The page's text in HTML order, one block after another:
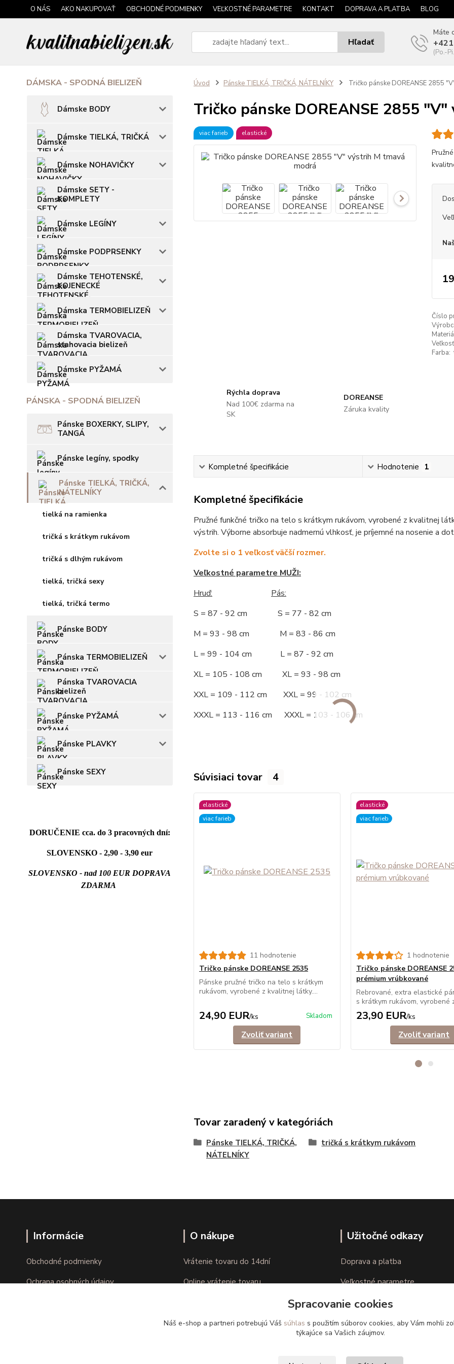
O NÁS AKO NAKUPOVAŤ OBCHODNÉ PODMIENKY VEĽKOSTNÉ PARAMETRE KONTAKT DOPRAVA A PLATBA BLOG
Hľadať
Máte
(Po.-
DÁMSKA - SPODNÁ BIELIZEŇ
Dámske BODY
Dámske TIELKÁ, TRIČKÁ
Dámske NOHAVIČKY
Dámske SETY -
KOMPLETY
Dámske LEGÍNY
Dámske PODPRSENKY
Dámske TEHOTENSKÉ,
KOJENECKÉ
Dámska TERMOBIELIZEŇ
Dámska TVAROVACIA,
sťahovacia bielizeň
Dámske PYŽAMÁ
PÁNSKA - SPODNÁ BIELIZEŇ
Pánske BOXERKY, SLIPY,
TANGÁ
Pánske legíny, spodky
Pánske TIELKÁ, TRIČKÁ,
NÁTELNÍKY
tielká na ramienka
tričká s krátkym rukávom
tričká s dlhým rukávom
tielká, tričká sexy
tielká, tričká termo
Pánske BODY
Pánska TERMOBIELIZEŇ
Pánska TVAROVACIA
bielizeň
Pánske PYŽAMÁ
Pánske PLAVKY
Pánske SEXY
DORUČENIE cca. do 3 pracovných dní:
SLOVENSKO - 2,90 - 3,90 eur
SLOVENSKO - nad 100 EUR DOPRAVA
ZDARMA
Úvod Pánske TIELKÁ, TRIČKÁ, NÁTELNÍKY Tričko pánske DOREANSE 2855
Tričko pánske DOREANSE 2855
viac farieb elastické
Číslo
Farba:
Rýchla doprava
Nad 100€ zdarma na
SK
DOREANSE
Záruka kvality
Kompletné špecifikácie Hodnotenie 1
Kompletné špecifikácie
Pružné funkčné tričko na telo s krátkym rukávom, vyrobené z kvalitnej
výstrih. Výborne absorbuje nadmernú vlhkosť, je príjemné na nosenie a
Zvolte si o 1 veľkosť väčší rozmer.
Veľkostné parametre MUŽI:
Hruď:
Pás:
S = 87 - 92 cm S = 77 - 82 cm
M = 93 - 98 cm M = 83 - 86 cm
L = 99 - 104 cm L = 87 - 92 cm
XL = 105 - 108 cm XL = 93 - 98 cm
XXL = 109 - 112 cm XXL = 99 - 102 cm
XXXL = 113 - 116 cm XXXL = 103 - 106 cm
Súvisiaci tovar 4
elastické
viac farieb
11 hodnotenie
Tričko pánske DOREANSE 2535
Pánske pružné tričko na telo s krátkym
rukávom, vyrobené z kvalitnej látky....
24,90 EUR/ks Skladom
Zvoliť variant
elastické
viac farieb
1 hodnotenie
Tričko pánske DOREANSE
prémium vrúbkované
Rebrované, extra elastické
s krátkym rukávom, vyrobené
23,90 EUR/ks
Zvoliť variant
Tovar zaradený v kategóriách
Pánske TIELKÁ, TRIČKÁ,
NÁTELNÍKY
tričká s krátkym rukávom
Informácie
Obchodné podmienky
Ochrana osobných údajov
O nákupe
Vrátenie tovaru do 14dní
Online vrátenie tovaru
Užitočné odkazy
Doprava a platba
Veľkostné parametre
Ako nakupovať
Spracovanie cookies
Náš e-shop a partneri potrebujú Váš súhlas s použitím súborov cookies, aby Vám mohli
týkajúce sa Vašich záujmov.